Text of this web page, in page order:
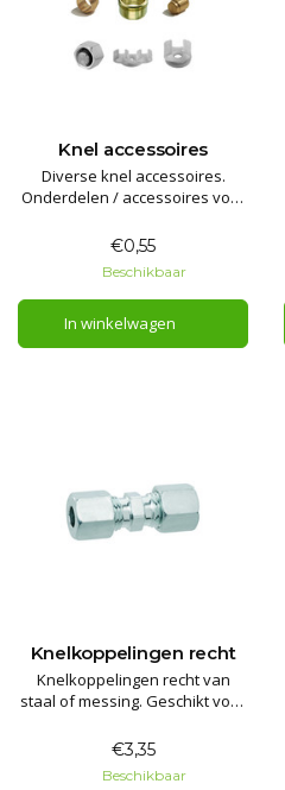
Knel accessoires
Diverse knel accessoires.
Onderdelen / accessoires voor
verbindingen en bevestigingen.
€0,55
Beschikbaar
In winkelwagen
Knelkoppelingen recht
Knelkoppelingen recht van
staal of messing. Geschikt voor
€3,35
Beschikbaar